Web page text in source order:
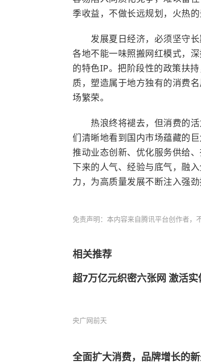
季收益，不做长远规划，火热的
发展夏日经济，必须坚守长
各地不能一味照搬网红模式，
的特色IP。把阶段性的政策扶
质，塑造属于地方独有的消费
场繁荣。
热浪终将褪去，但消费的活
们清晰地看到国内市场蕴藏的
推动业态创新、优化服务供给
下来的人气、经验与底气，融
力，为高质量发展不断注入强
免责声明：本内容来自腾讯平台创作者，
相关推荐
超7万亿元织密六张网 激活
央广网前天
全面扩大消费，品牌增长的新